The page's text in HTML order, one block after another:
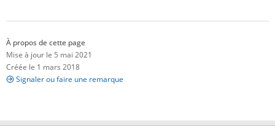
À propos de cette page
Mise à jour le 5 mai 2021
Créée le 1 mars 2018
Signaler ou faire une remarque